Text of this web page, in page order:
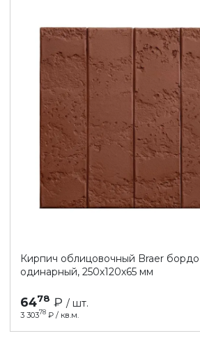
Кирпич облицовочный Braer
одинарный, 250х120х65 мм
6478 ₽ / шт.
3 30378 ₽ / кв.м.